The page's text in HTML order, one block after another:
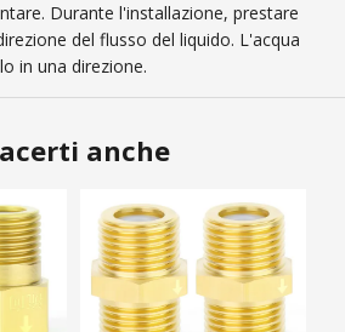
Durante l'installazione, prestare
del flusso del liquido. L'acqua
in una direzione.
anche